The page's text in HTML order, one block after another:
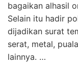
bagaikan alhasil
Selain itu hadir
dijadikan surat
serat, metal,
lainnya. …